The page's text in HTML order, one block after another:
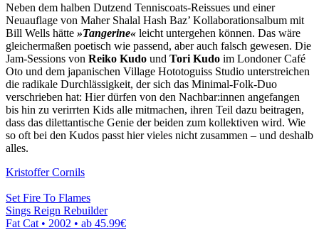
Neben dem halben Dutzend Tenniscoats-Reissues und einer
Neuauflage von Maher Shalal Hash Baz’ Kollaborationsalbum mit
Bill Wells hätte »Tangerine« leicht untergehen können. Das wäre
gleichermaßen poetisch wie passend, aber auch falsch gewesen. Die
Jam-Sessions von Reiko Kudo und Tori Kudo im Londoner Café
Oto und dem japanischen Village Hototoguiss Studio unterstreichen
die radikale Durchlässigkeit, der sich das Minimal-Folk-Duo
verschrieben hat: Hier dürfen von den Nachbar:innen angefangen
bis hin zu verirrten Kids alle mitmachen, ihren Teil dazu beitragen,
dass das dilettantische Genie der beiden zum kollektiven wird. Wie
so oft bei den Kudos passt hier vieles nicht zusammen – und deshalb
alles.
Kristoffer Cornils
Set Fire To Flames
Sings Reign Rebuilder
Fat Cat • 2002 • ab 45.99€